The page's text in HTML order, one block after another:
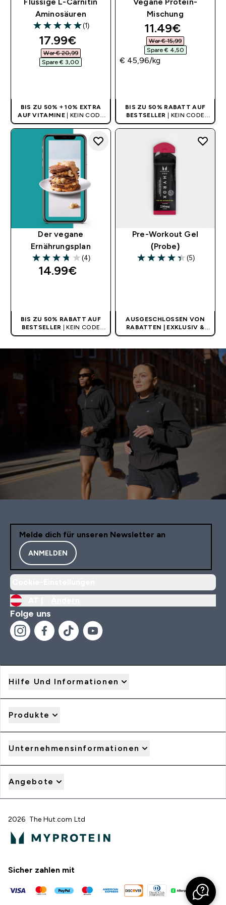
Flüssige L-Carnitin
Aminosäuren
5 out of 5 stars
(1)
discounted price
17.99€‎
War € 20,99‎
Spare € 3,00‎
BIS ZU 50% + 10% EXTRA
AUF VITAMINE
| KEIN CODE
BENÖTIGT
Vegane Protein-
Mischung
discounted
11.49€‎
War € 15,99‎
Spare € 4,50‎
€ 45,96‎/kg
BIS ZU 50% RABATT AUF
BESTSELLER
| KEIN CODE
BENÖTIGT
Der vegane
Ernährungsplan
3.75 out of 5 stars
(4)
14.99€‎
BIS ZU 50% RABATT AUF
BESTSELLER
| KEIN CODE
BENÖTIGT
Pre-Workout Gel
(Probe)
4.4 out of 5 stars
(5)
AUSGESCHLOSSEN VON
RABATTEN | EXKLUSIV &
LIMITIERT
Melde dich für unseren Newsletter an
ANMELDEN
Folge uns
Hilfe Und Informationen
Produkte
Unternehmensinformationen
Angebote
2026 The Hut.com Ltd
Sicher zahlen mit